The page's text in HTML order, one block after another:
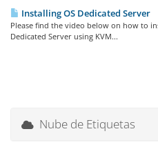
Installing OS Dedicated Server
Please find the video below on how to
Dedicated Server using KVM...
Nube de Etiquetas